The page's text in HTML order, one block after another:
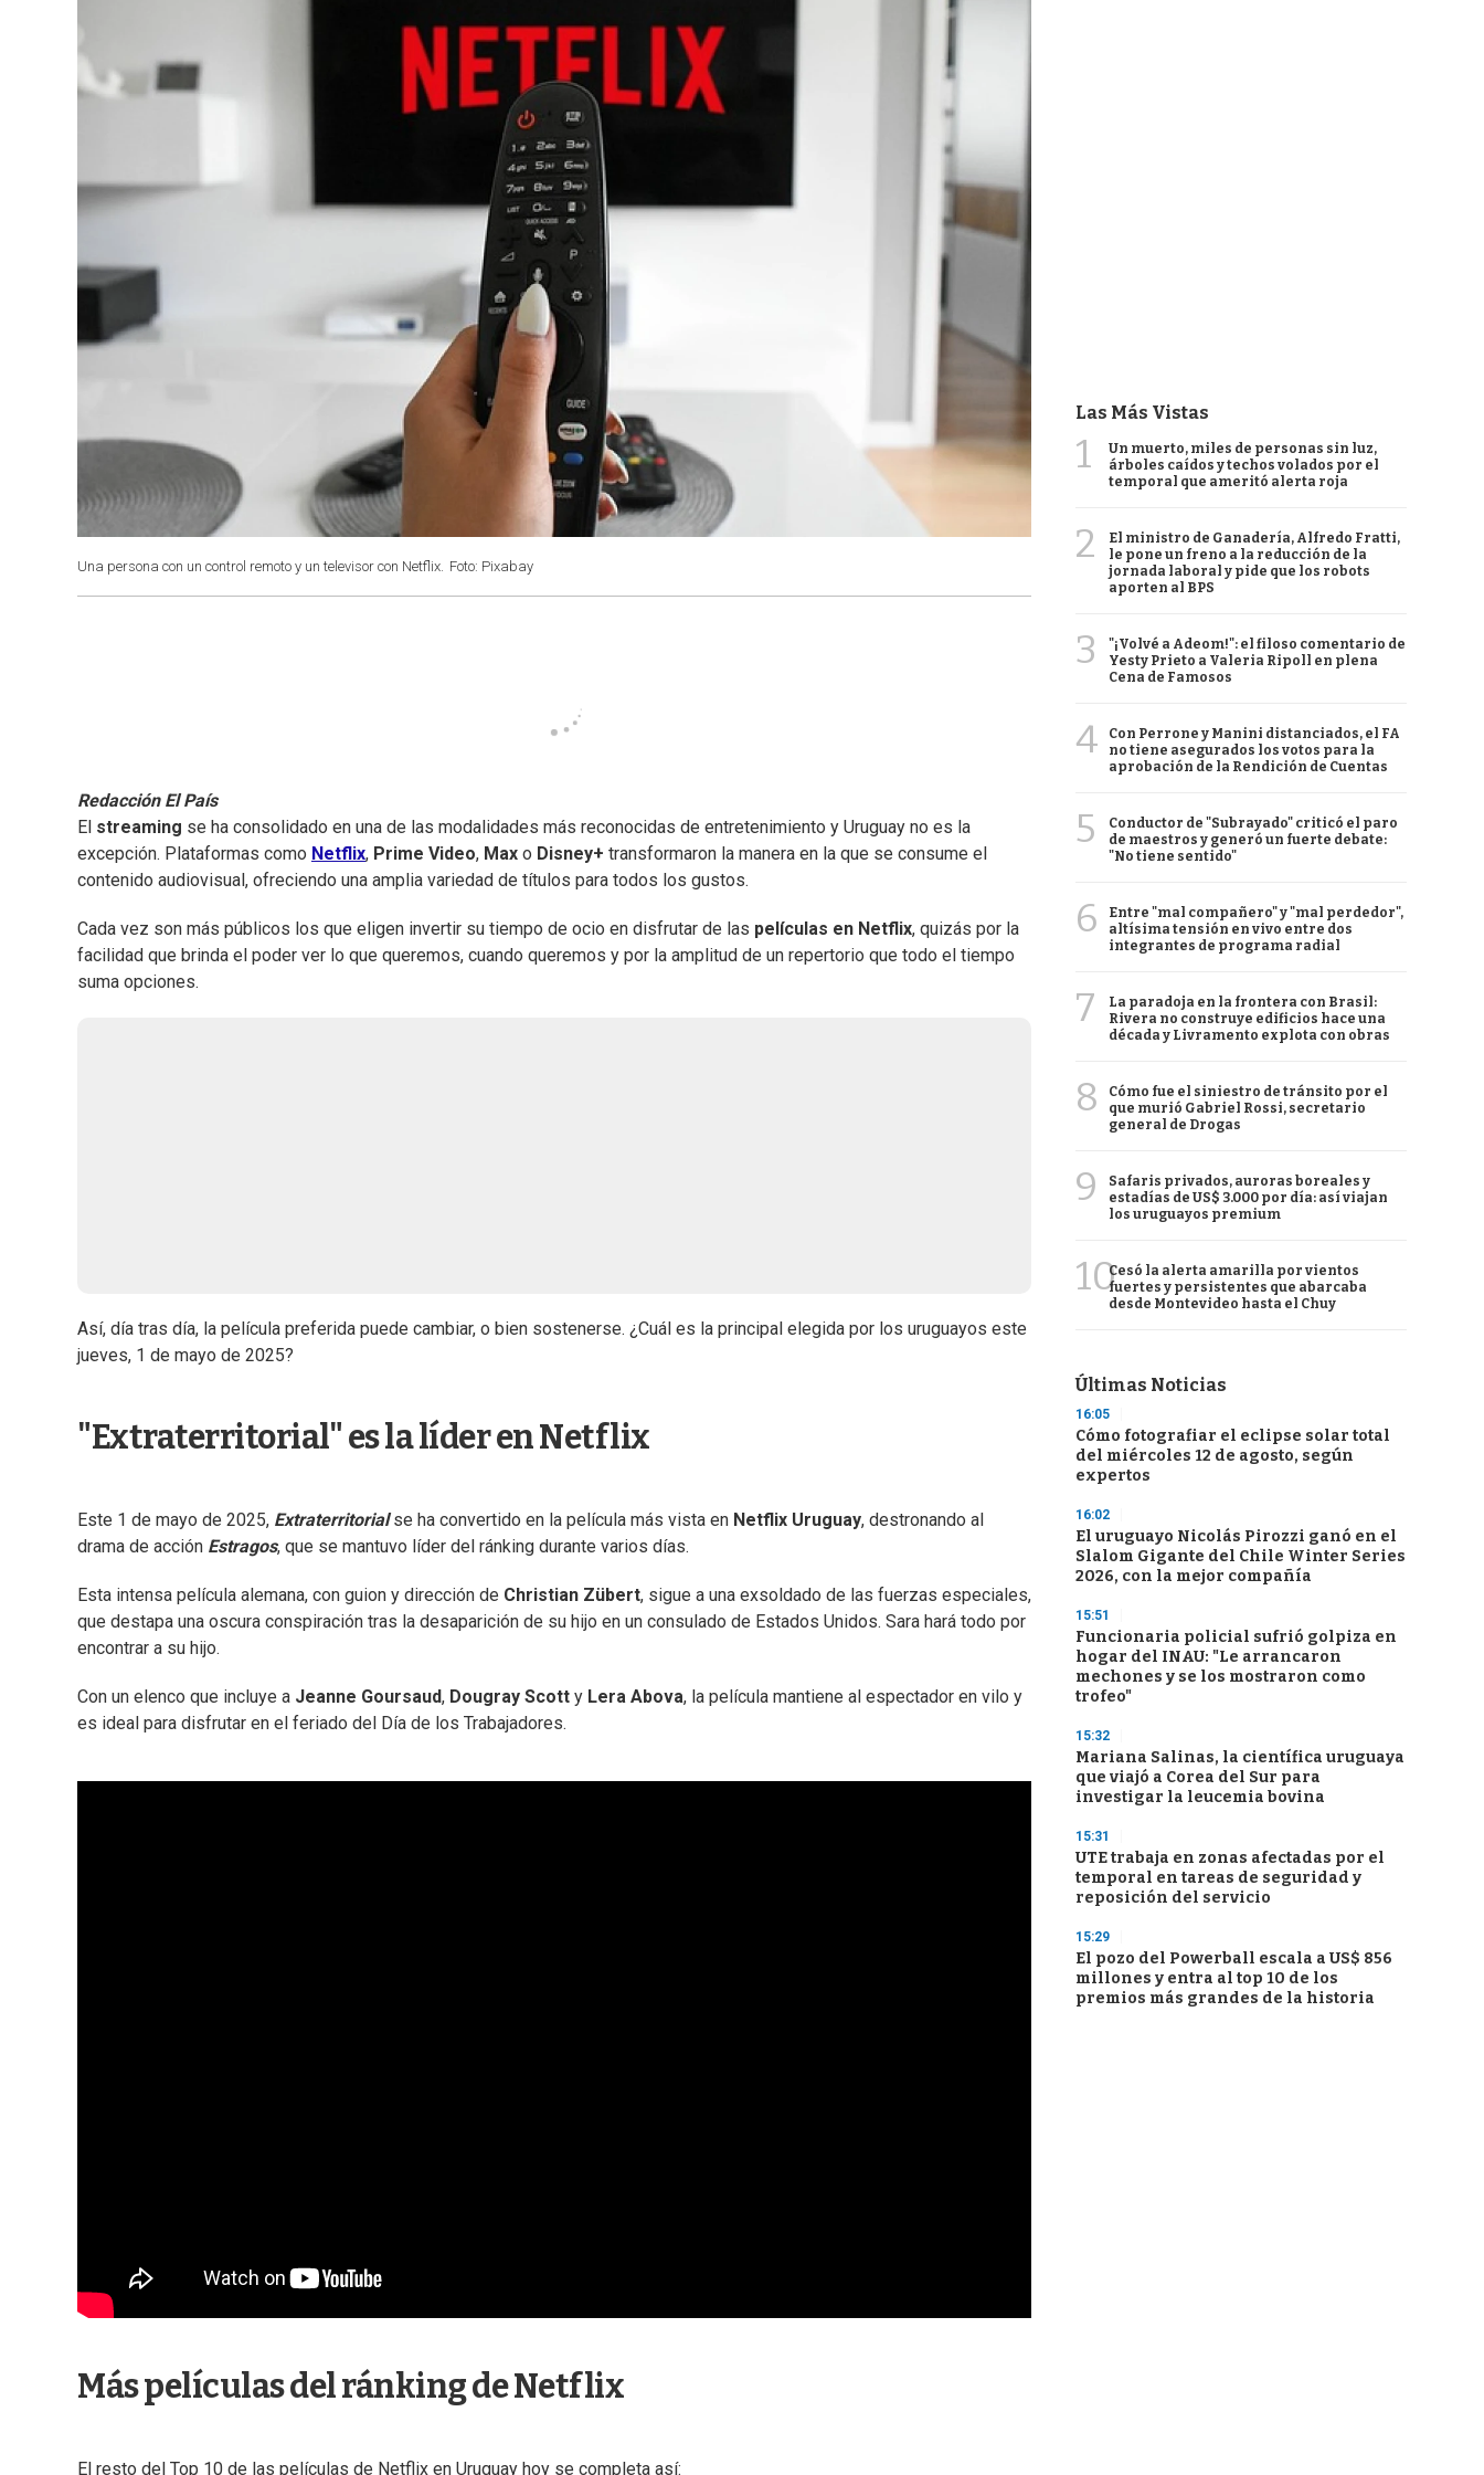
Una persona con un control remoto y un televisor con Netflix. Foto: Pixabay
Redacción El País
El streaming se ha consolidado en una de las modalidades más reconocidas de entretenimiento y Uruguay no es la
excepción. Plataformas como Netflix, Prime Video, Max o Disney+ transformaron la manera en la que se consume el
contenido audiovisual, ofreciendo una amplia variedad de títulos para todos los gustos.
Cada vez son más públicos los que eligen invertir su tiempo de ocio en disfrutar de las películas en Netflix, quizás por la
facilidad que brinda el poder ver lo que queremos, cuando queremos y por la amplitud de un repertorio que todo el tiempo
suma opciones.
Así, día tras día, la película preferida puede cambiar, o bien sostenerse. ¿Cuál es la principal elegida por los uruguayos este
jueves, 1 de mayo de 2025?
"Extraterritorial" es la líder en Netflix
Este 1 de mayo de 2025, Extraterritorialse ha convertido en la película más vista en Netflix Uruguay, destronando al
drama de acción Estragos, que se mantuvo líder del ránking durante varios días.
Esta intensa película alemana, con guion y dirección de Christian Zübert, sigue a una exsoldado de las fuerzas especiales,
que destapa una oscura conspiración tras la desaparición de su hijo en un consulado de Estados Unidos. Sara hará todo por
encontrar a su hijo.
Con un elenco que incluye a Jeanne Goursaud, Dougray Scott y Lera Abova, la película mantiene al espectador en vilo y
es ideal para disfrutar en el feriado del Día de los Trabajadores.
Más películas del ránking de Netflix
El resto del Top 10 de las películas de Netflix en Uruguay hoy se completa así:
Las Más Vistas
1
Un muerto, miles de personas sin luz,
árboles caídos y techos volados por el
temporal que ameritó alerta roja
2
El ministro de Ganadería, Alfredo Fratti,
le pone un freno a la reducción de la
jornada laboral y pide que los robots
aporten al BPS
3
"¡Volvé a Adeom!": el filoso comentario de
Yesty Prieto a Valeria Ripoll en plena
Cena de Famosos
4
Con Perrone y Manini distanciados, el FA
no tiene asegurados los votos para la
aprobación de la Rendición de Cuentas
5
Conductor de "Subrayado" criticó el paro
de maestros y generó un fuerte debate:
"No tiene sentido"
6
Entre "mal compañero" y "mal perdedor",
altísima tensión en vivo entre dos
integrantes de programa radial
7
La paradoja en la frontera con Brasil:
Rivera no construye edificios hace una
década y Livramento explota con obras
8
Cómo fue el siniestro de tránsito por el
que murió Gabriel Rossi, secretario
general de Drogas
9
Safaris privados, auroras boreales y
estadías de US$ 3.000 por día: así viajan
los uruguayos premium
10Cesó la alerta amarilla por vientos
fuertes y persistentes que abarcaba
desde Montevideo hasta el Chuy
Últimas Noticias
16:05
Cómo fotografiar el eclipse solar total
del miércoles 12 de agosto, según
expertos
16:02
El uruguayo Nicolás Pirozzi ganó en el
Slalom Gigante del Chile Winter Series
2026, con la mejor compañía
15:51
Funcionaria policial sufrió golpiza en
hogar del INAU: "Le arrancaron
mechones y se los mostraron como
trofeo"
15:32
Mariana Salinas, la científica uruguaya
que viajó a Corea del Sur para
investigar la leucemia bovina
15:31
UTE trabaja en zonas afectadas por el
temporal en tareas de seguridad y
reposición del servicio
15:29
El pozo del Powerball escala a US$ 856
millones y entra al top 10 de los
premios más grandes de la historia